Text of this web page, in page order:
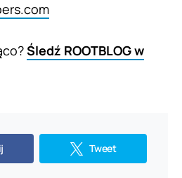
Śledź ROOTBLOG w
Tweet